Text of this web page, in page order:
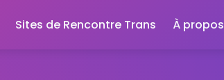
Sites de Rencontre Trans À propos